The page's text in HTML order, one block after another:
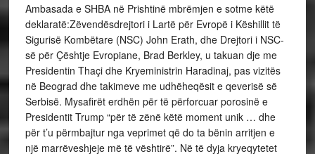
Ambasada e SHBA në Prishtinë mbrëmjen e sotme këtë
deklaratë:Zëvendësdrejtori i Lartë për Evropë i Këshillit të
Sigurisë Kombëtare (NSC) John Erath, dhe Drejtori i NSC-
së për Çështje Evropiane, Brad Berkley, u takuan dje me
Presidentin Thaçi dhe Kryeministrin Haradinaj, pas vizitës
në Beograd dhe takimeve me udhëheqësit e qeverisë së
Serbisë. Mysafirët erdhën për të përforcuar porosinë e
Presidentit Trump “për të zënë këtë moment unik … dhe
për t’u përmbajtur nga veprimet që do ta bënin arritjen e
një marrëveshjeje më të vështirë”. Në të dyja kryeqytetet